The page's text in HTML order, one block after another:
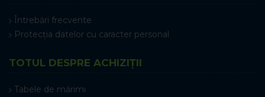
Întrebări frecvente
Protecția datelor cu caracter personal
TOTUL DESPRE ACHIZIȚII
Tabele de mărimi